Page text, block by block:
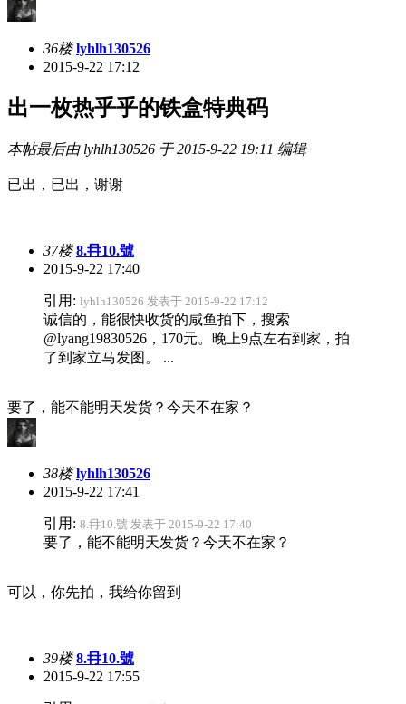
36楼 lyhlh130526
2015-9-22 17:12
出一枚热乎乎的铁盒特典码
本帖最后由 lyhlh130526 于 2015-9-22 19:11 编辑
已出，已出，谢谢
37楼 8.冄10.號
2015-9-22 17:40
引用: lyhlh130526 发表于 2015-9-22 17:12
诚信的，能很快收货的咸鱼拍下，搜索
@lyang19830526，170元。晚上9点左右到家，拍
了到家立马发图。 ...
要了，能不能明天发货？今天不在家？
38楼 lyhlh130526
2015-9-22 17:41
引用: 8.冄10.號 发表于 2015-9-22 17:40
要了，能不能明天发货？今天不在家？
可以，你先拍，我给你留到
39楼 8.冄10.號
2015-9-22 17:55